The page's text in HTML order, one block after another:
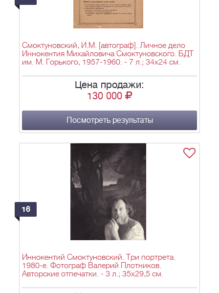
Смоктуновский, И.М. [автограф]. Личное дело
Иннокентия Михайловича Смоктуновского. БДТ
им. М. Горького, 1957-1960. - 7 л.; 34х24 см.
Цена продажи:
130 000
Посмотреть результаты
16
Иннокентий Смоктуновский. Три портрета.
1980-е. Фотограф Валерий Плотников.
Авторские отпечатки. - 3 л.; 35х29,5 см.